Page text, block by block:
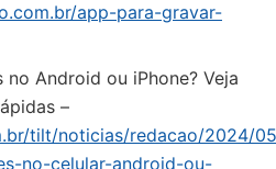
app-para-gravar-
Android ou iPhone? Veja
–
tilt/noticias/redacao/2024/
no-celular-android-ou-